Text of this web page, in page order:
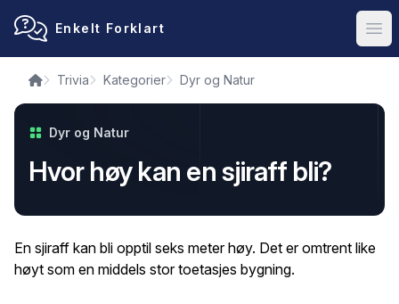
Enkelt Forklart
Trivia Kategorier Dyr og Natur
Dyr og Natur
Hvor høy kan en sjiraff bli?
En sjiraff kan bli opptil seks meter høy. Det er omtrent like
høyt som en middels stor toetasjes bygning.